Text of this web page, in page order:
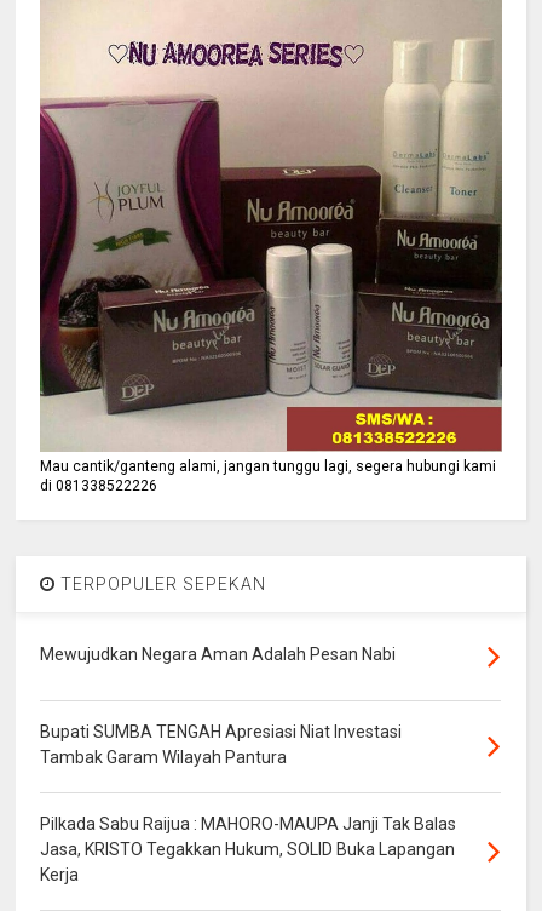
Mau cantik/ganteng alami, jangan tunggu lagi, segera hubungi kami
di 081338522226
TERPOPULER SEPEKAN
Mewujudkan Negara Aman Adalah Pesan Nabi
Bupati SUMBA TENGAH Apresiasi Niat Investasi
Tambak Garam Wilayah Pantura
Pilkada Sabu Raijua : MAHORO-MAUPA Janji Tak Balas
Jasa, KRISTO Tegakkan Hukum, SOLID Buka Lapangan
Kerja